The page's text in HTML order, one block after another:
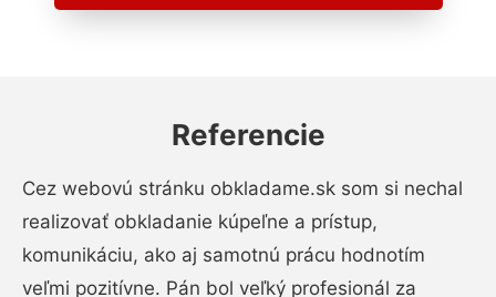
Referencie
Cez webovú stránku obkladame.sk som si nechal
realizovať obkladanie kúpeľne a prístup,
komunikáciu, ako aj samotnú prácu hodnotím
veľmi pozitívne. Pán bol veľký profesionál za